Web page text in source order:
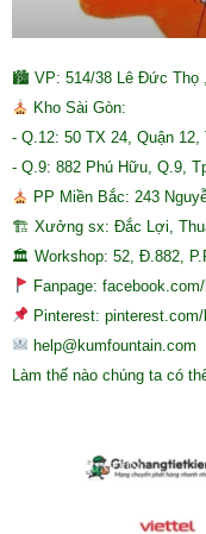
🏙 VP: 514/38 Lê Đức Thọ ,
Kho Sài Gòn:
- Q.12: 50 TX 24, Quận 12,
- Q.9: 882 Phú Hữu, Q.9,
PP Miền Bắc: 243
🏗 Xưởng sx: Đắc Lợi,
🏛 Workshop: 52, Đ.882,
Fanpage:
Pinterest:
help@kumfountain.com
Làm thế nào chúng ta có